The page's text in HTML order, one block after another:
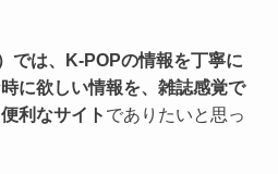
では、K-POPの情報を丁寧に
に欲しい情報を、雑誌感覚で
利なサイト でありたいと思っ